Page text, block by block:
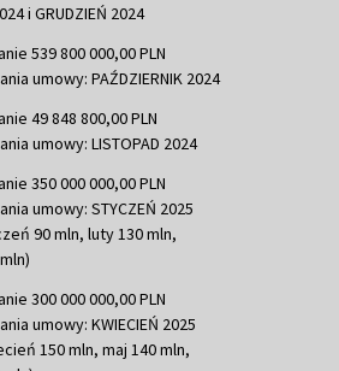
i GRUDZIEŃ 2024
539 800 000,00 PLN
umowy: PAŹDZIERNIK 2024
49 848 800,00 PLN
umowy: LISTOPAD 2024
350 000 000,00 PLN
umowy: STYCZEŃ 2025
90 mln, luty 130 mln,
300 000 000,00 PLN
umowy: KWIECIEŃ 2025
150 mln, maj 140 mln,